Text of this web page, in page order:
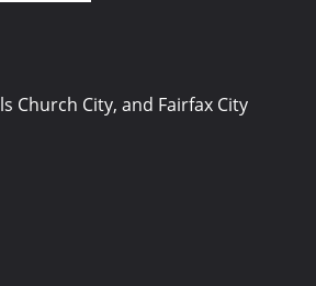
Church City, and Fairfax City